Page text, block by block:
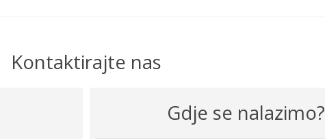
Kontaktirajte nas
Gdje se nalazimo?